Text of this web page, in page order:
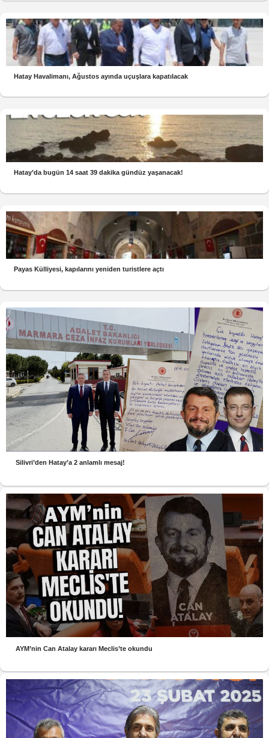
Hatay Havalimanı, Ağustos ayında uçuşlara kapatılacak
Hatay’da bugün 14 saat 39 dakika gündüz yaşanacak!
Payas Külliyesi, kapılarını yeniden turistlere açtı
Silivri’den Hatay’a 2 anlamlı mesaj!
AYM’nin Can Atalay kararı Meclis’te okundu